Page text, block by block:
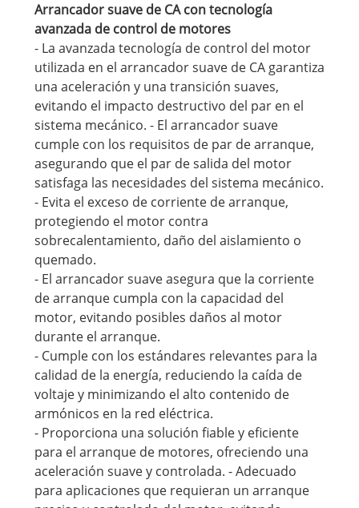
Arrancador suave de CA con tecnología
avanzada de control de motores
- La avanzada tecnología de control del motor
utilizada en el arrancador suave de CA garantiza
una aceleración y una transición suaves,
evitando el impacto destructivo del par en el
sistema mecánico. - El arrancador suave
cumple con los requisitos de par de arranque,
asegurando que el par de salida del motor
satisfaga las necesidades del sistema mecánico.
- Evita el exceso de corriente de arranque,
protegiendo el motor contra
sobrecalentamiento, daño del aislamiento o
quemado.
- El arrancador suave asegura que la corriente
de arranque cumpla con la capacidad del
motor, evitando posibles daños al motor
durante el arranque.
- Cumple con los estándares relevantes para la
calidad de la energía, reduciendo la caída de
voltaje y minimizando el alto contenido de
armónicos en la red eléctrica.
- Proporciona una solución fiable y eficiente
para el arranque de motores, ofreciendo una
aceleración suave y controlada. - Adecuado
para aplicaciones que requieran un arranque